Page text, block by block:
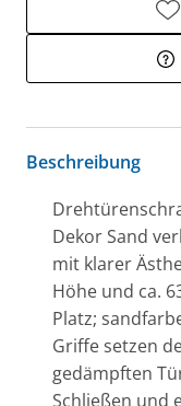
Beschreibung
Dekor Sand
mit klarer
Höhe und ca.
Platz;
Griffe setzen
gedämpften
Schließen und